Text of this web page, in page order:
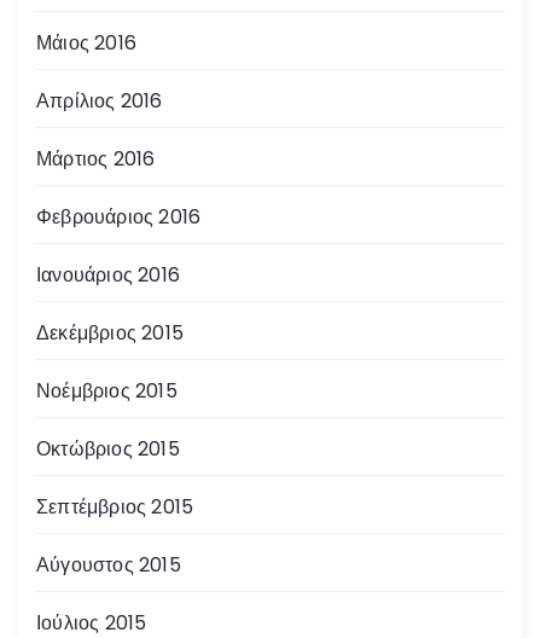
Μάιος 2016
Απρίλιος 2016
Μάρτιος 2016
Φεβρουάριος 2016
Ιανουάριος 2016
Δεκέμβριος 2015
Νοέμβριος 2015
Οκτώβριος 2015
Σεπτέμβριος 2015
Αύγουστος 2015
Ιούλιος 2015